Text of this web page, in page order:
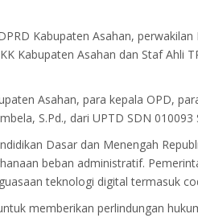
Kabupaten Asahan,
Kabupaten Asahan dan Staf Ahli
Asahan, para kepala OPD,
S.Pd., dari UPTD SDN
Dasar dan Menengah
beban administratif.
teknologi digital termasuk
memberikan perlindungan